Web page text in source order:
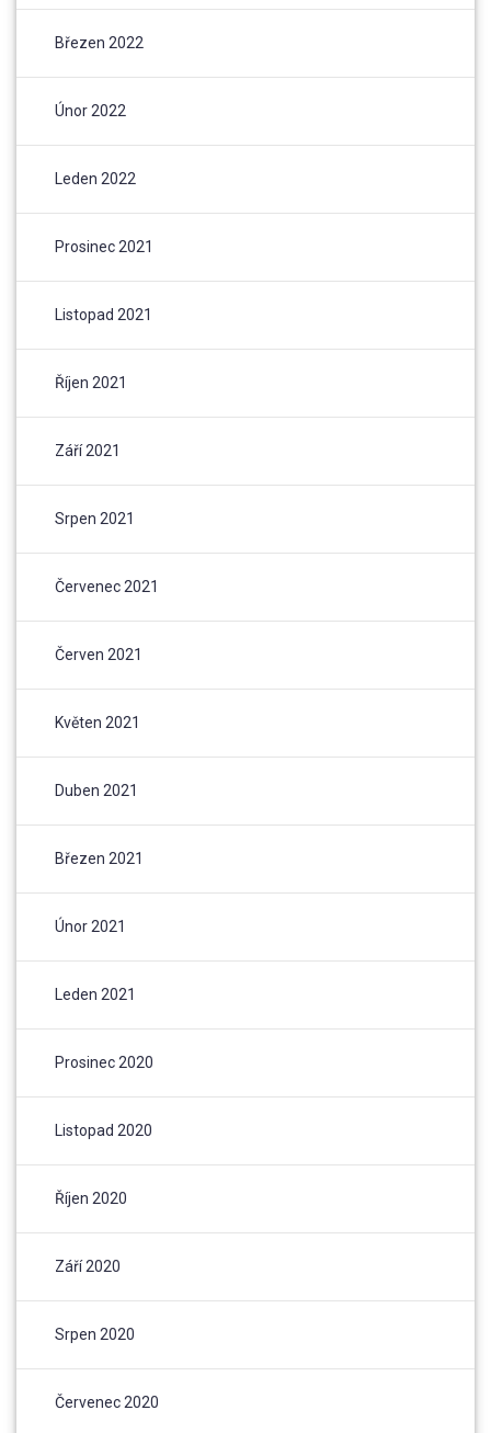
Březen 2022
Únor 2022
Leden 2022
Prosinec 2021
Listopad 2021
Říjen 2021
Září 2021
Srpen 2021
Červenec 2021
Červen 2021
Květen 2021
Duben 2021
Březen 2021
Únor 2021
Leden 2021
Prosinec 2020
Listopad 2020
Říjen 2020
Září 2020
Srpen 2020
Červenec 2020